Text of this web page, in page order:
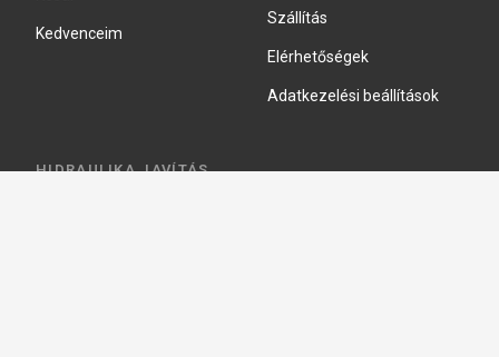
Kedvenceim
Szállítás
Elérhetőségek
Adatkezelési beállítások
HIDRAULIKA JAVÍTÁS